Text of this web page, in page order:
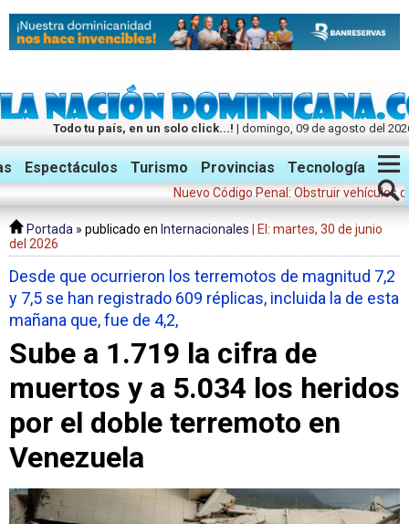
Todo tu país, en un solo click...! | domingo, 09 de agosto del
Twitter Facebook Instagram
Espectáculos Turismo Provincias Tecnología
Nuevo Código Penal: Obstruir vehículos de
Portada » publicado en Internacionales
| El: martes, 30 de junio
del 2026
Desde que ocurrieron los terremotos de magnitud 7,2
y 7,5 se han registrado 609 réplicas, incluida la de esta
mañana que, fue de 4,2,
Sube a 1.719 la cifra de
muertos y a 5.034 los heridos
por el doble terremoto en
Venezuela